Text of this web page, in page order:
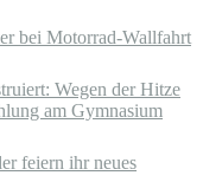
bei Motorrad-Wallfahrt
Wegen der Hitze
am Gymnasium
feiern ihr neues